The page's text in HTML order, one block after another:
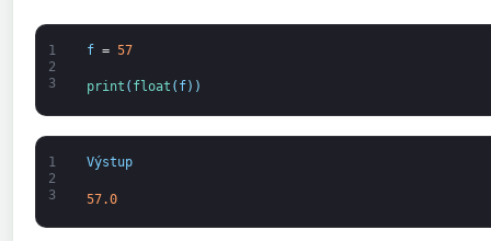
1
2
3
f = 57
print ( float ( f) )
1
2
3
Výstup
57.0